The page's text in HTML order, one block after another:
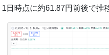
1日時点に約61.87円前後で推